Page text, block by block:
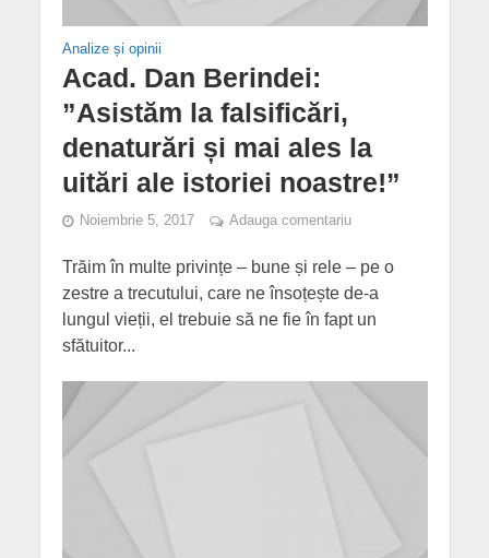
Analize și opinii
Acad. Dan Berindei:
”Asistăm la falsificări,
denaturări și mai ales la
uitări ale istoriei noastre!”
Noiembrie 5, 2017 Adauga comentariu
Trăim în multe privințe – bune și rele – pe o
zestre a trecutului, care ne însoțește de-a
lungul vieții, el trebuie să ne fie în fapt un
sfătuitor...